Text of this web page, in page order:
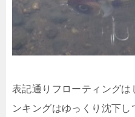
表記通りフローティング
ンキングはゆっくり沈下し